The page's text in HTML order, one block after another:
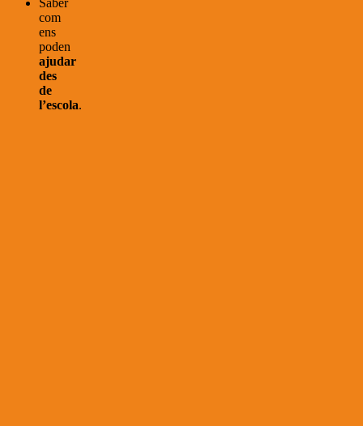
com
ens
poden
ajudar
des
de
l’escola.